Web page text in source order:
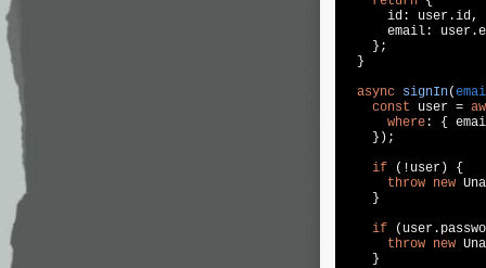
      id: user.id,
email:
    };
  }
async signIn(
const user =
where: {
    });
if (!user) {
throw new
    }
if
throw new
    }